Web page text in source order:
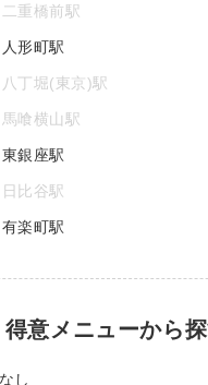
二重橋前駅
人形町駅
八丁堀(東京)駅
馬喰横山駅
東銀座駅
日比谷駅
有楽町駅
得意メニューから
し